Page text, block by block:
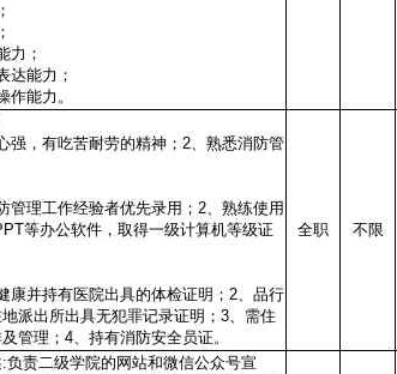
力；
达能力；
作能力。
强，有吃苦耐劳的精神；2、熟悉消防管
管理工作经验者优先录用；2、熟练使用
等办公软件，取得一级计算机等级证
康并持有医院出具的体检证明；2、品行
派出所出具无犯罪记录证明；3、需住
管理；4、持有消防安全员证。
全职 不限
负责二级学院的网站和微信公众号宣